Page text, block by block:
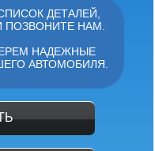
ДЕТАЛЕЙ,
НАМ.
НАДЕЖНЫЕ
АВТОМОБИЛЯ.